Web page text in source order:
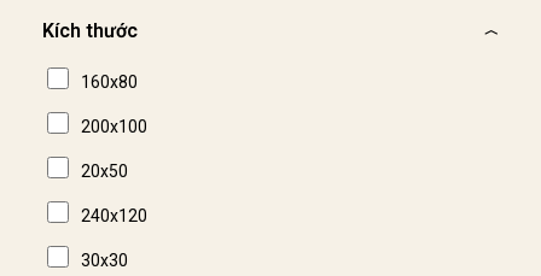
Kích thước
160x80
200x100
20x50
240x120
30x30